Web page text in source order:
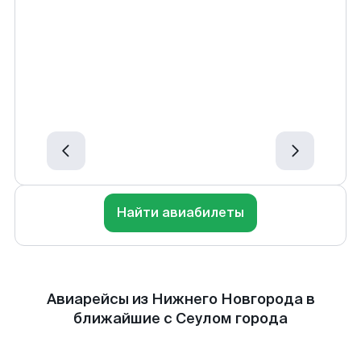
Найти авиабилеты
Авиарейсы из Нижнего Новгорода в
ближайшие с Сеулом города